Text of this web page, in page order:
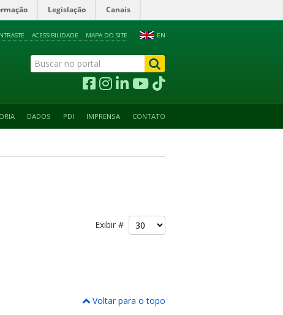
Legislação Canais
EN
ACESSIBILIDADE MAPA DO SITE
DADOS PDI IMPRENSA CONTATO
Exibir #
Voltar para o topo